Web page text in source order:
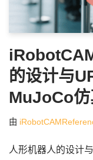
的设计与
MuJoCo
由
人形机器人的设计